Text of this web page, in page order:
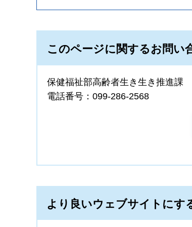
このページに関するお問い
保健福祉部高齢者生き生き推進課
電話番号：099-286-2568
より良いウェブサイトにす